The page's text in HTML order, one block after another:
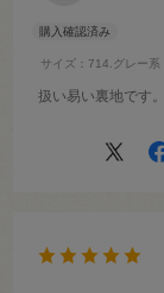
サイズ：714.グレー系
扱い易い裏地です